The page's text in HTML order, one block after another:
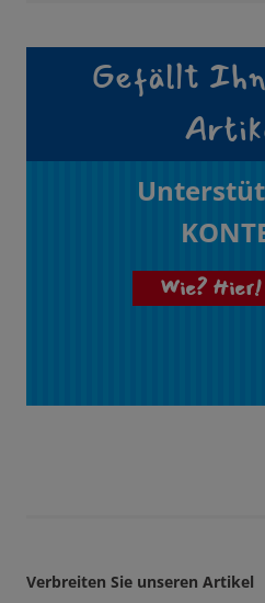
Gefällt
Wie?
Verbreiten Sie unseren Artikel